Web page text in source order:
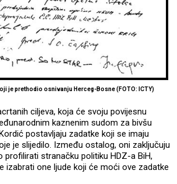
je prethodio osnivanju Herceg-Bosne (FOTO: ICTY)
ciljeva, koja će svoju povijesnu
kaznenim sudom za bivšu
postavljaju zadatke koji se imaju
je slijedilo. Između ostalog, oni zaključuju
profilirati stranačku politiku HDZ-a BiH,
izabrati one ljude koji će moći ove zadatke